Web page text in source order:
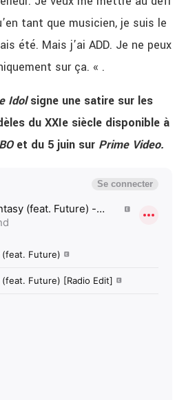
tant que musicien, je suis le
été. Mais j’ai ADD. Je ne peux
sur ça. « .
Idolsigne une satire sur les
du XXIe siècle disponible à
et du 5 juin sur Prime Video.